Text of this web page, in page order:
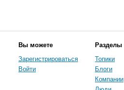
Вы можете
Зарегистрироваться
Войти
Разделы
Топики
Блоги
Компании